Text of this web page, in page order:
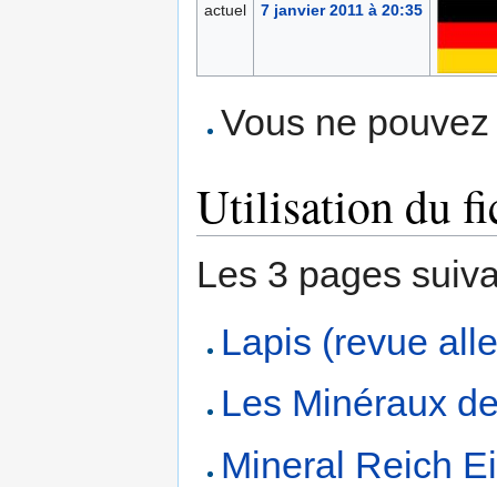
actuel
7 janvier 2011 à 20:35
Vous ne
Utilisation du
Les 3 pages
Lapis (revue
Les Minéraux
Mineral Reich